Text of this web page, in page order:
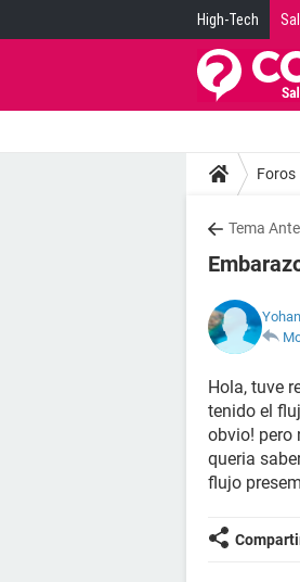
High-Tech
Foros
Tema
Hola, tuve
tenido el
obvio! pero
queria
flujo